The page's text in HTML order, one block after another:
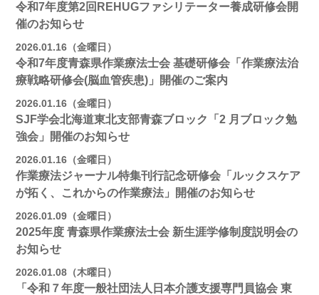
令和7年度第2回REHUGファシリテーター養成研修会開
催のお知らせ
2026.01.16（金曜日）
令和7年度青森県作業療法士会 基礎研修会「作業療法治
療戦略研修会(脳血管疾患)」開催のご案内
2026.01.16（金曜日）
SJF学会北海道東北支部⻘森ブロック「2 月ブロック勉
強会」開催のお知らせ
2026.01.16（金曜日）
作業療法ジャーナル特集刊行記念研修会「ルックスケア
が拓く、これからの作業療法」開催のお知らせ
2026.01.09（金曜日）
2025年度 青森県作業療法士会 新生涯学修制度説明会の
お知らせ
2026.01.08（木曜日）
「令和７年度一般社団法人日本介護支援専門員協会 東